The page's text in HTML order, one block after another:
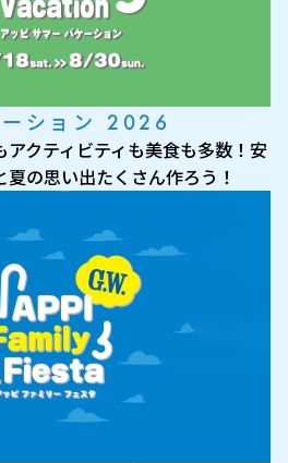
ション 2026
クティビティも美食も多数！安
の思い出たくさん作ろう！